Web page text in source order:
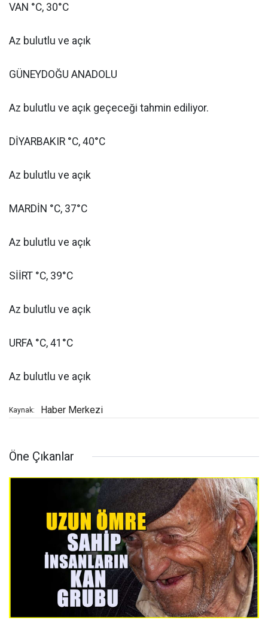
VAN °C, 30°C
Az bulutlu ve açık
GÜNEYDOĞU ANADOLU
Az bulutlu ve açık geçeceği tahmin ediliyor.
DİYARBAKIR °C, 40°C
Az bulutlu ve açık
MARDİN °C, 37°C
Az bulutlu ve açık
SİİRT °C, 39°C
Az bulutlu ve açık
URFA °C, 41°C
Az bulutlu ve açık
Kaynak: Haber Merkezi
Öne Çıkanlar